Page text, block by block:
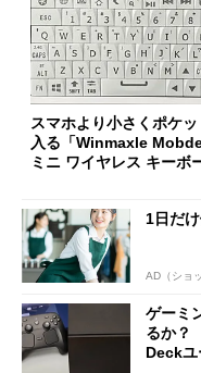
スマホより小さくポケッ
入る「Winmaxle
ミニ ワイヤレス キーボ
1日だ
AD（ショ
ゲーミ
るか？
Deckユ